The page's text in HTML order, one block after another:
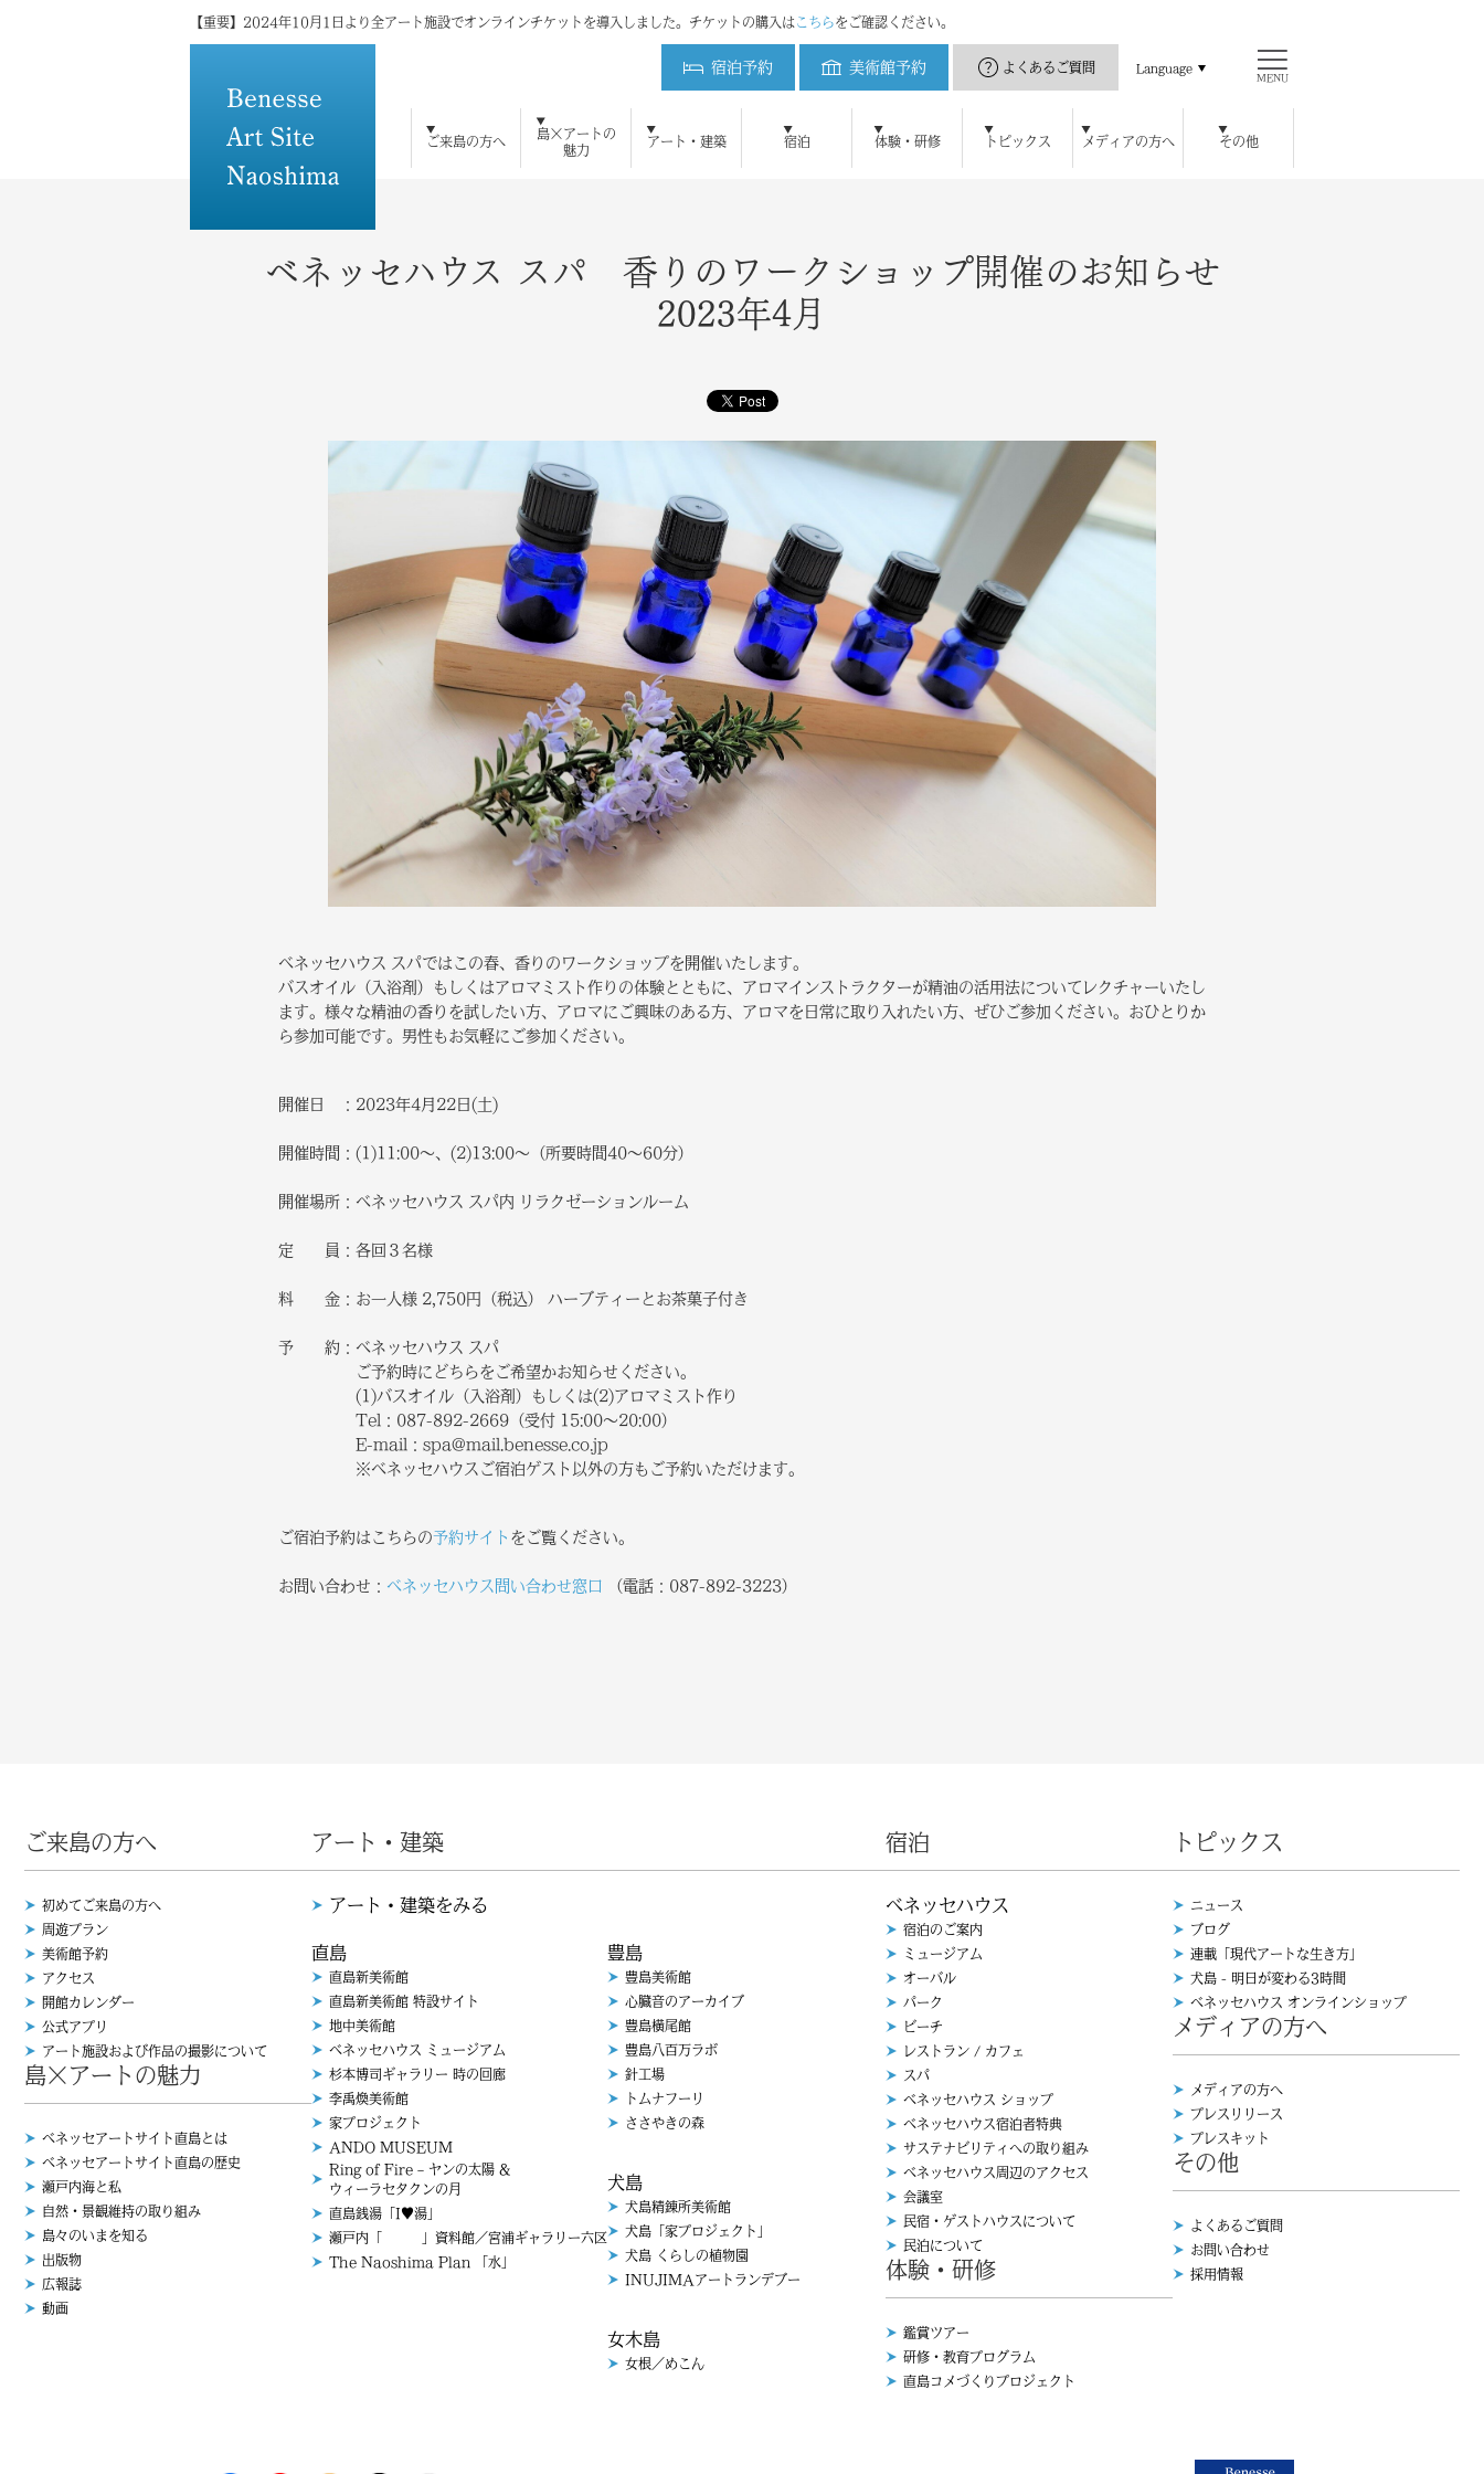
【重要】2024年10月1日より全アート施設でオンラインチケットを導入しました。チケットの購入は こちらをご確認ください。
宿泊予約 美術館予約 よくあるご質問 Language
MENU
ご来島の方へ
ご来島の方へ 初めてご来島の方へ
島×アートの
魅力
島×アートの魅力 ベネッセアートサイト直島とは
アート・建築
アート・建築 アート・建築をみる
宿泊
宿泊
ベネッセハウス
体験・研修
体験・研修 研修・教育プログラム 直島コメづくりプロジェクト
トピックス
トピックス ブログ 直島新美術館特設サイト ベネッセハウス オンラインショップ
メディアの方へ
メディアの方へ メディアの方へ プレスリリース プレスキット
その他
その他 よくある質問 お問い合わせ 採用情報
ベネッセハウス スパ 香りのワークショップ開催のお知らせ
2023年4月
ベネッセハウス スパではこの春、香りのワークショップを開催いたします。
バスオイル（入浴剤）もしくはアロマミスト作りの体験とともに、アロマインストラクターが精油の活用法についてレクチャーいたし
ます。様々な精油の香りを試したい方、アロマにご興味のある方、アロマを日常に取り入れたい方、ぜひご参加ください。おひとりか
ら参加可能です。男性もお気軽にご参加ください。
開催日 ：2023年4月22日(土)
開催時間：(1)11:00～、(2)13:00～（所要時間40～60分）
開催場所：ベネッセハウス スパ内 リラクゼーションルーム
定 員：各回３名様
料 金：お一人様 2,750円（税込） ハーブティーとお茶菓子付き
予 約：ベネッセハウス スパ
ご予約時にどちらをご希望かお知らせください。
(1)バスオイル（入浴剤）もしくは(2)アロマミスト作り
Tel：087-892-2669（受付 15:00～20:00）
E-mail：spa@mail.benesse.co.jp
※ベネッセハウスご宿泊ゲスト以外の方もご予約いただけます。
ご宿泊予約はこちらの予約サイト をご覧ください。
お問い合わせ： ベネッセハウス問い合わせ窓口 （電話：087-892-3223）
ご来島の方へ
初めてご来島の方へ
周遊プラン
美術館予約
アクセス
開館カレンダー
公式アプリ
アート施設および作品の撮影について
島×アートの魅力
ベネッセアートサイト直島とは
ベネッセアートサイト直島の歴史
瀬戸内海と私
自然・景観維持の取り組み
島々のいまを知る
出版物
広報誌
動画
アート・建築
アート・建築をみる
直島
直島新美術館
直島新美術館 特設サイト
地中美術館
ベネッセハウス ミュージアム
杉本博司ギャラリー 時の回廊
李禹煥美術館
家プロジェクト
ANDO MUSEUM
Ring of Fire – ヤンの太陽 &
ウィーラセタクンの月
直島銭湯「I♥︎湯」
瀬戸内「 」資料館／宮浦ギャラリー六区
The Naoshima Plan 「水」
豊島
豊島美術館
心臓音のアーカイブ
豊島横尾館
豊島八百万ラボ
針工場
トムナフーリ
ささやきの森
犬島
犬島精錬所美術館
犬島「家プロジェクト」
犬島 くらしの植物園
INUJIMAアートランデブー
女木島
女根／めこん
宿泊
ベネッセハウス
宿泊のご案内
ミュージアム
オーバル
パーク
ビーチ
レストラン / カフェ
スパ
ベネッセハウス ショップ
ベネッセハウス宿泊者特典
サステナビリティへの取り組み
ベネッセハウス周辺のアクセス
会議室
民宿・ゲストハウスについて
民泊について
体験・研修
鑑賞ツアー
研修・教育プログラム
直島コメづくりプロジェクト
トピックス
ニュース
ブログ
連載「現代アートな生き方」
犬島 - 明日が変わる3時間
ベネッセハウス オンラインショップ
メディアの方へ
メディアの方へ
プレスリリース
プレスキット
その他
よくあるご質問
お問い合わせ
採用情報